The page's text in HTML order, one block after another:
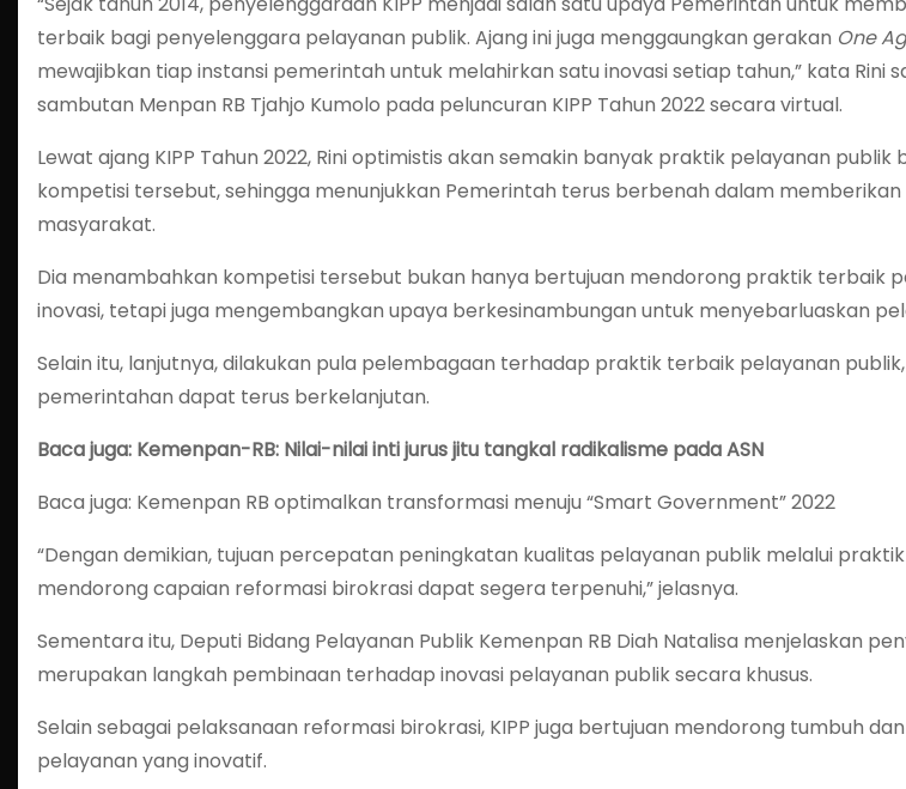
terbaik bagi penyelenggara pelayanan publik. Ajang ini juga menggaungkan gerakan One
mewajibkan tiap instansi pemerintah untuk melahirkan satu inovasi setiap tahun,” kata Rini
sambutan Menpan RB Tjahjo Kumolo pada peluncuran KIPP Tahun 2022 secara virtual.
Lewat ajang KIPP Tahun 2022, Rini optimistis akan semakin banyak praktik pelayanan
kompetisi tersebut, sehingga menunjukkan Pemerintah terus berbenah dalam
masyarakat.
Dia menambahkan kompetisi tersebut bukan hanya bertujuan mendorong praktik terbaik
inovasi, tetapi juga mengembangkan upaya berkesinambungan untuk menyebarluaskan
Selain itu, lanjutnya, dilakukan pula pelembagaan terhadap praktik terbaik pelayanan
pemerintahan dapat terus berkelanjutan.
Baca juga: Kemenpan-RB: Nilai-nilai inti jurus jitu tangkal radikalisme pada ASN
Baca juga: Kemenpan RB optimalkan transformasi menuju “Smart Government” 2022
“Dengan demikian, tujuan percepatan peningkatan kualitas pelayanan publik melalui
mendorong capaian reformasi birokrasi dapat segera terpenuhi,” jelasnya.
Sementara itu, Deputi Bidang Pelayanan Publik Kemenpan RB Diah Natalisa menjelaskan
merupakan langkah pembinaan terhadap inovasi pelayanan publik secara khusus.
Selain sebagai pelaksanaan reformasi birokrasi, KIPP juga bertujuan mendorong tumbuh
pelayanan yang inovatif.